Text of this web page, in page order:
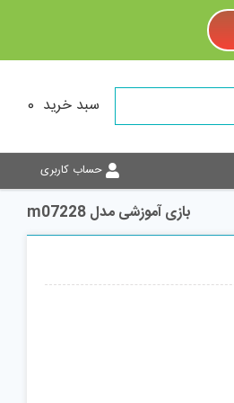
سبد خرید 0
حساب کاربری
بازی آموزشی مدل m07228